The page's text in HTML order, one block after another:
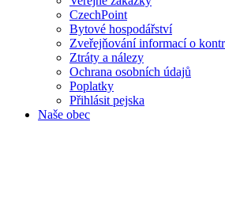
CzechPoint
Bytové hospodářství
Zveřejňování informací o
Ztráty a nálezy
Ochrana osobních údajů
Poplatky
Přihlásit pejska
Naše obec